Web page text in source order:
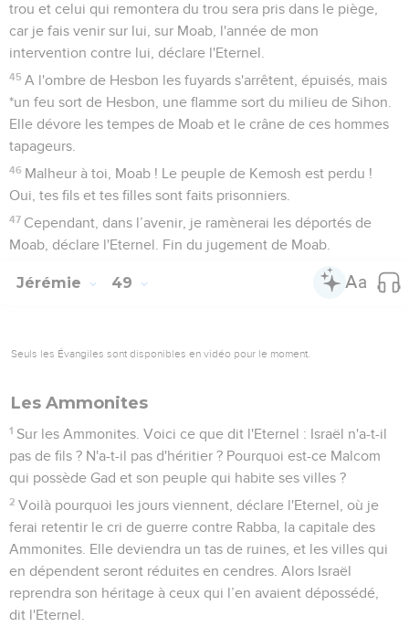
trou et celui qui remontera du trou sera pris dans le piège,
car je fais venir sur lui, sur Moab, l'année de mon
intervention contre lui, déclare l'Eternel.
45 A l'ombre de Hesbon les fuyards s'arrêtent, épuisés, mais
*un feu sort de Hesbon, une flamme sort du milieu de Sihon.
Elle dévore les tempes de Moab et le crâne de ces hommes
tapageurs.
46 Malheur à toi, Moab ! Le peuple de Kemosh est perdu !
Oui, tes fils et tes filles sont faits prisonniers.
47 Cependant, dans l’avenir, je ramènerai les déportés de
Moab, déclare l'Eternel. Fin du jugement de Moab.
Jérémie 49
Seuls les Évangiles sont disponibles en vidéo pour le moment.
Les Ammonites
1 Sur les Ammonites. Voici ce que dit l'Eternel : Israël n'a-t-il
pas de fils ? N'a-t-il pas d'héritier ? Pourquoi est-ce Malcom
qui possède Gad et son peuple qui habite ses villes ?
2 Voilà pourquoi les jours viennent, déclare l'Eternel, où je
ferai retentir le cri de guerre contre Rabba, la capitale des
Ammonites. Elle deviendra un tas de ruines, et les villes qui
en dépendent seront réduites en cendres. Alors Israël
reprendra son héritage à ceux qui l’en avaient dépossédé,
dit l'Eternel.